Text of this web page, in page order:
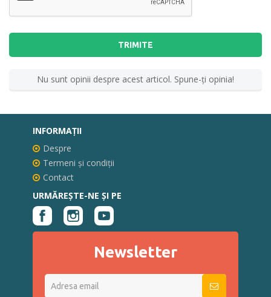
TRIMITE
Nu sunt opinii despre acest articol. Spune-ţi opinia!
INFORMAŢII
Despre
Termeni și condiții
Contact
URMĂREȘTE-NE ȘI PE
Newsletter